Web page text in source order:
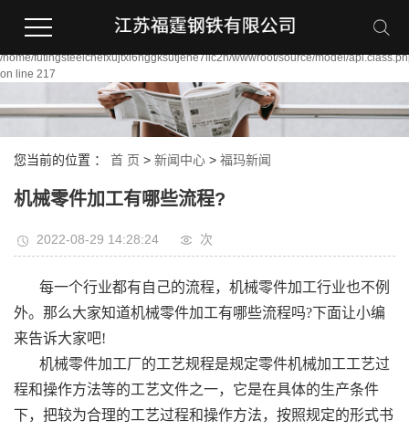
file_put_contents(/home/futingsteelcnefxujtxi6nggksutjene7llc2n/wwwroot/
/home/futingsteelcnefxujtxi6nggksutjene7llc2n/wwwroot/source/model/
on line 217
您当前的位置 ： 首 页 > 新闻中心 > 福玛新闻
机械零件加工有哪些流程?
2022-08-29 14:28:24 次
每一个行业都有自己的流程，机械零件加工行业也不例
外。那么大家知道机械零件加工有哪些流程吗?下面让小编
来告诉大家吧!
机械零件加工厂的工艺规程是规定零件机械加工工艺过
程和操作方法等的工艺文件之一，它是在具体的生产条件
下，把较为合理的工艺过程和操作方法，按照规定的形式书